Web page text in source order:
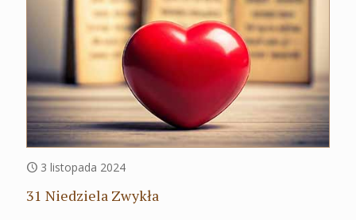
3 listopada 2024
31 Niedziela Zwykła